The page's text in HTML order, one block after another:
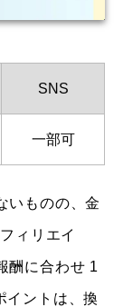
SNS
一部可
いものの、金
ィリエイ
酬に合わせ 1
イントは、換